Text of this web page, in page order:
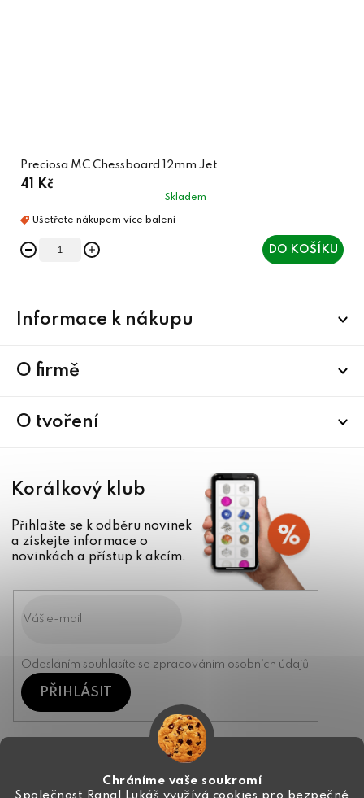
Chráníme vaše soukromí
Preciosa MC Chessboard 12mm Jet
41 Kč
Skladem
DO KOŠÍKU
Informace k nákupu
O firmě
O tvoření
Korálkový klub
Přihlašte se k odběru novinek
a získejte informace o
novinkách a přístup k akcím.
Odesláním souhlasíte se zpracováním osobních údajů
PŘIHLÁSIT